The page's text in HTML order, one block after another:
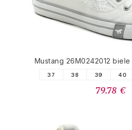
Mustang 26M0242012
37 38 39 40
79.78 €